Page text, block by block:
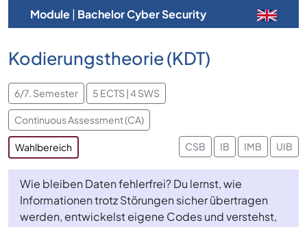
Module| Bachelor Cyber Security
Kodierungstheorie (KDT)
6/7. Semester 5 ECTS | 4 SWS
Continuous Assessment (CA)
Wahlbereich CSB IB IMB UIB
Wie bleiben Daten fehlerfrei? Du lernst, wie
Informationen trotz Störungen sicher übertragen
werden, entwickelst eigene Codes und verstehst,